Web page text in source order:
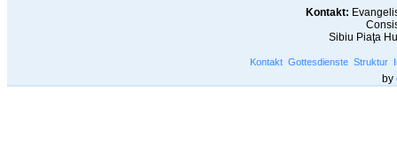
Kontakt:
Sibiu Piaţa
Kontakt Gottesdienste Struktur
by